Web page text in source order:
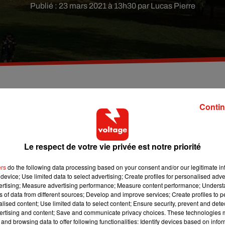
Publié : 23 mars 2021 à 13h30 par Lucas Pierre
Germain, à Issy-les-Moulineaux (Hauts-de-
le parc est de nouveau ouvert.
en fin de matinée, quelques personnes sont tombées sur…
dans la commune des Hauts-de-Seine.
Selon eux, l’obus daterait de 1870 et aurait servi
découverte d’un tel objet sont encore floues.
des démineurs, avant d’être rouvert à la mi-journée.
Le respect de votre vie privée est notre priorité
do the following data processing based on your consent and/or our legitimate
Use limited data to select advertising; Create profiles for personalised
Measure advertising performance; Measure content performance;
of data from different sources; Develop and improve services; Create profiles to
content; Use limited data to select content; Ensure security, prevent and
and content; Save and communicate privacy choices. These technologies
browsing data to offer following functionalities: Identify devices based on